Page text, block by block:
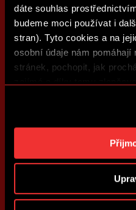
dáte souhlas
budeme moci používat i
stran). Tyto cookies a na
osobní údaje nám
stránek, pochopit, jak
reklamu na základě Vašich
cookies a účely zpracování
„Podrobném nastavení“.
kdykoliv změnit. Jak